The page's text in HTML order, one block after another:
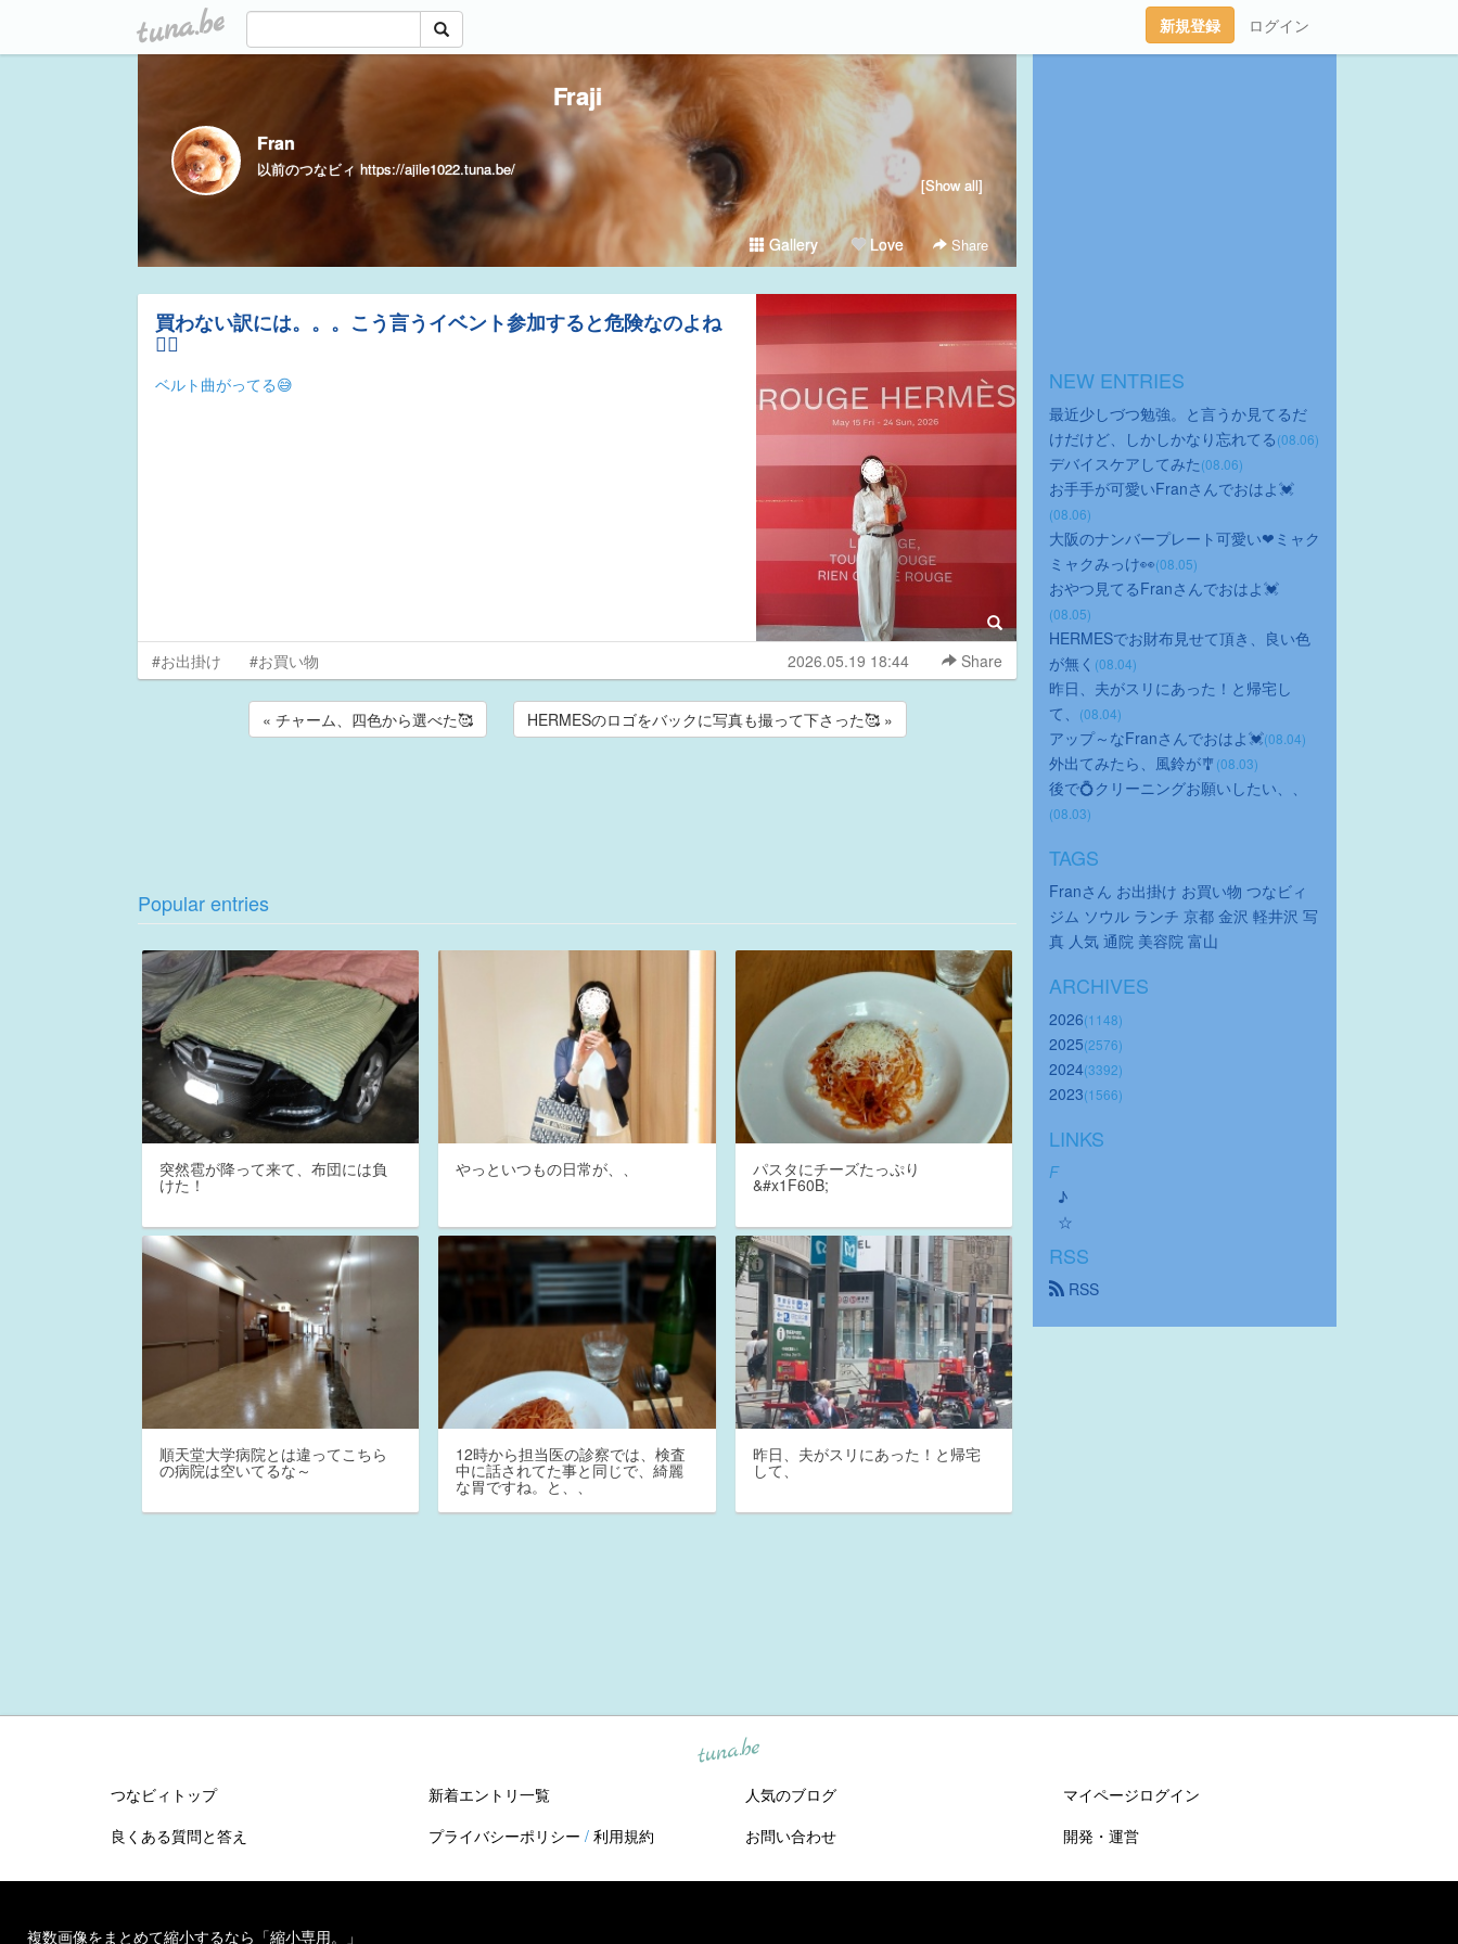
tuna.be 新規登録 ログイン
Fraji
Fran
以前のつなビィ https://ajile1022.tuna.be/
[Show all]
Gallery Love Share
買わない訳には。。。こう言うイベント参加すると危険なのよね
😮‍💨
ベルト曲がってる😅
#お出掛け #お買い物 2026.05.19 18:44 Share
« チャーム、四色から選べた🥰 HERMESのロゴをバックに写真も撮って下さった🥰 »
Popular entries
突然雹が降って来て、布団には負
けた！
やっといつもの日常が、、 パスタにチーズたっぷり
&#x1F60B;
順天堂大学病院とは違ってこちら
の病院は空いてるな～
12時から担当医の診察では、検査
中に話されてた事と同じで、綺麗
な胃ですね。と、、
昨日、夫がスリにあった！と帰宅
して、
NEW ENTRIES
最近少しづつ勉強。と言うか見てるだ
けだけど、しかしかなり忘れてる(08.06)
デバイスケアしてみた(08.06)
お手手が可愛いFranさんでおはよ💓
(08.06)
大阪のナンバープレート可愛い❤ミャク
ミャクみっけ👀(08.05)
おやつ見てるFranさんでおはよ💓
(08.05)
HERMESでお財布見せて頂き、良い色
が無く (08.04)
昨日、夫がスリにあった！と帰宅し
て、
(08.04)
アップ～なFranさんでおはよ💓(08.04)
外出てみたら、風鈴が🎐 (08.03)
後で💍クリーニングお願いしたい、、
(08.03)
TAGS
Franさん お出掛け お買い物 つなビィ
ジム ソウル ランチ 京都 金沢 軽井沢 写
真 人気 通院 美容院 富山
ARCHIVES
2026(1148)
2025(2576)
2024(3392)
2023(1566)
LINKS
F
♪
☆
RSS
RSS
tuna.be
つなビィトップ 新着エントリ一覧 人気のブログ
マイページログイン
良くある質問と答え
プライバシーポリシー / 利用規約 お問い合わせ 開発・運営
複数画像をまとめて縮小するなら「縮小専用。」